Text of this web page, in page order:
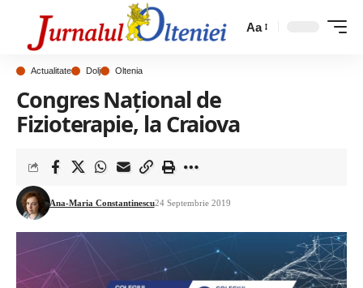
Aa
Actualitate Dolj Oltenia
Congres Naţional de
Fizioterapie, la Craiova
Ana-Maria Constantinescu24 Septembrie 2019